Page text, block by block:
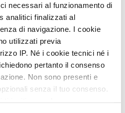
necessari al funzionamento di
analitici finalizzati al
di navigazione. I cookie
utilizzati previa
IP. Né i cookie tecnici né i
pertanto il consenso
Non sono presenti e
senza il tuo consenso.
-Lichen simplex chronicus
-Linfoma di Hodgkin
vaginale -
Luteolina Lutto
-Malattia infiammatoria cronica
-Malattia reumatica -
autoimmuni -